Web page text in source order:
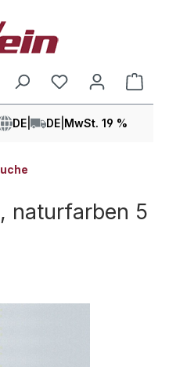
DE DE MwSt. 19 %
naturfarben 5